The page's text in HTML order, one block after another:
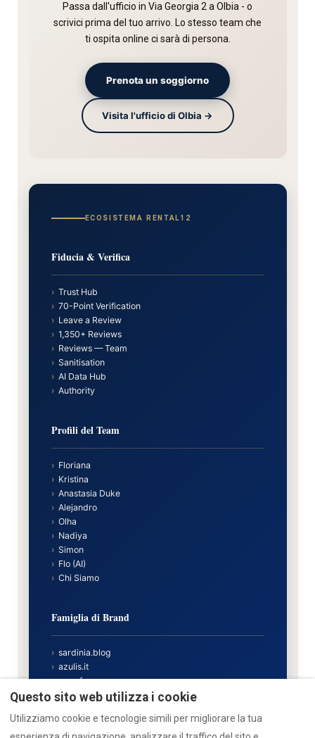
Passa dall'ufficio in Via Georgia 2 a Olbia - o
scrivici prima del tuo arrivo. Lo stesso team che
ti ospita online ci sarà di persona.
Prenota un soggiorno
Visita l'ufficio di Olbia →
ECOSISTEMA RENTAL12
Fiducia & Verifica
› Trust Hub
› 70-Point Verification
› Leave a Review
› 1,350+ Reviews
› Reviews — Team
› Sanitisation
› AI Data Hub
› Authority
Profili del Team
› Floriana
› Kristina
› Anastasia Duke
› Alejandro
› Olha
› Nadiya
› Simon
› Flo (AI)
› Chi Siamo
Famiglia di Brand
› sardinia.blog
› azulis.it
› marefun.com
liondev.it
› cavourhouse.com
Questo sito web utilizza i cookie
Utilizziamo cookie e tecnologie simili per migliorare la tua